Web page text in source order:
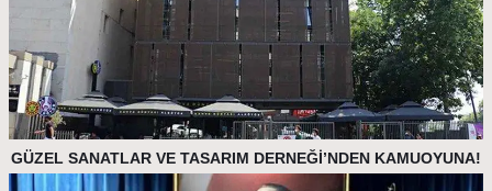
GÜZEL SANATLAR VE TASARIM DERNEĞİ’NDEN KAMUOYUNA!